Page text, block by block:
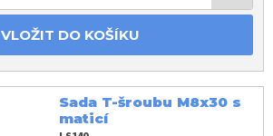
VLOŽIT DO KOŠÍKU
Sada T-šroubu M8x30 s
maticí